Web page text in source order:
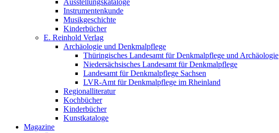
Ausstellungskataloge
Instrumentenkunde
Musikgeschichte
Kinderbücher
E. Reinhold Verlag
Archäologie und Denkmalpflege
Thüringisches Landesamt für Denkmalpflege und Archäologie
Niedersächsisches Landesamt für Denkmalpflege
Landesamt für Denkmalpflege Sachsen
LVR-Amt für Denkmalpflege im Rheinland
Regionalliteratur
Kochbücher
Kinderbücher
Kunstkataloge
Magazine